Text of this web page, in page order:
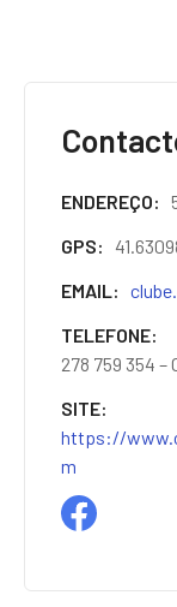
ENDEREÇO
GPS
EMAIL
TELEFONE
278 759 354 –
SITE
https://
m